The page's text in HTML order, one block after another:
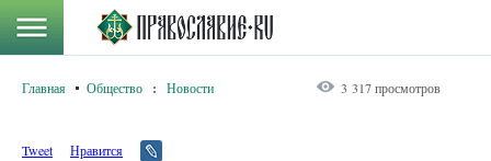
Главная Общество : Новости 3 317 просмотров
Tweet Нравится